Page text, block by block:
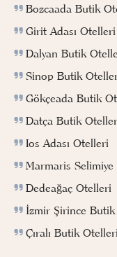
Bozcaada Butik
Girit Adası Otelleri
Dalyan Butik
Sinop Butik
Gökçeada Butik
Datça Butik
Ios Adası Otelleri
Marmaris
Dedeağaç Otelleri
İzmir Şirince
Çıralı Butik